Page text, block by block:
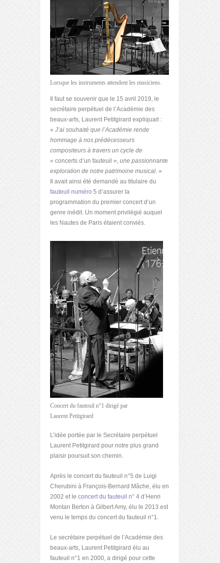
Lorsque les instruments attendent les musiciens.
Il faut se souvenir que le 15 avril 2019, le
secrétaire perpétuel de l’Académie des
beaux-arts, Laurent Petitgirard expliquait :
« J’ai souhaité que l’Académie rende
hommage à nos prédécesseurs
compositeurs à travers un cycle de
« concerts d’un fauteuil », une passionnante
exploration de notre patrimoine musical. »
Il avait ainsi été demandé au titulaire du
fauteuil numéro 5 d’assurer la
programmation du premier concert d’un
genre inédit. Un moment privilégié auquel
les Nautes de Paris étaient conviés.
Concert du fauteuil n°1 dirigé par
Laurent Petitgirard
L’idée portée par le Secrétaire perpétuel
Laurent Petitgirard pour notre plus grand
plaisir poursuit son chemin.
Après le concert du fauteuil n°5 de Luigi
Cherubini à François-Bernard Mâche, élu en
2002 et le concert du fauteuil n° 4 d’Henri
Montan Berton à Gilbert Amy, élu le 2013 est
venu le temps du concert du fauteuil n°1.
Le secrétaire perpétuel de l’Académie des
beaux-arts, Laurent Petitgirard élu au
fauteuil n°1 en 2000, a dirigé pour cette